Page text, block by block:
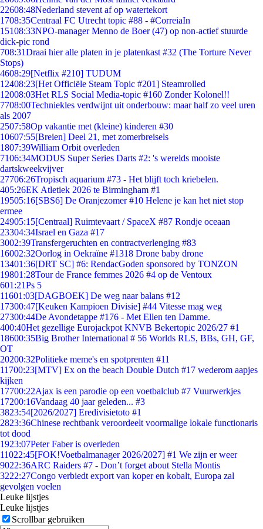
22608:48Nederland stevent af op watertekort
1708:35Centraal FC Utrecht topic #88 - #CorreiaIn
15108:33NPO-manager Menno de Boer (47) op non-actief stuurde
dick-pic rond
708:31Draai hier alle platen in je platenkast #32 (The Torture Never
Stops)
4608:29[Netflix #210] TUDUM
12408:23[Het Officiële Steam Topic #201] Steamrolled
12008:03Het RLS Social Media-topic #160 Zonder Kolonel!!
7708:00Techniekles verdwijnt uit onderbouw: maar half zo veel uren
als 2007
2507:58Op vakantie met (kleine) kinderen #30
10607:55[Breien] Deel 21, met zomerbreisels
1807:39William Orbit overleden
7106:34MODUS Super Series Darts #2: 's werelds mooiste
dartskweekvijver
27706:26Tropisch aquarium #73 - Het blijft toch kriebelen.
405:26EK Atletiek 2026 te Birmingham #1
19505:16[SBS6] De Oranjezomer #10 Helene je kan het niet stop
ermee
24905:15[Centraal] Ruimtevaart / SpaceX #87 Rondje oceaan
23304:34Israel en Gaza #17
3002:39Transfergeruchten en contractverlenging #83
16002:32Oorlog in Oekraïne #1318 Drone baby drone
13401:36[DRT SC] #6: RendacGoden sponsored by TONZON
19801:28Tour de France femmes 2026 #4 op de Ventoux
601:21Ps 5
11601:03[DAGBOEK] De weg naar balans #12
17300:47[Keuken Kampioen Divisie] #44 Vitesse mag weg
27300:44De Avondetappe #176 - Met Ellen ten Damme.
400:40Het gezellige Eurojackpot KNVB Bekertopic 2026/27 #1
18600:35Big Brother International # 56 Worlds RLS, BBs, GH, GF,
OT
20200:32Politieke meme's en spotprenten #11
11700:23[MTV] Ex on the beach Double Dutch #17 wederom aapjes
kijken
17700:22Ajax is een parodie op een voetbalclub #7 Vuurwerkjes
17200:16Vandaag 40 jaar geleden... #3
3823:54[2026/2027] Eredivisietoto #1
2823:36Chinese rechtbank veroordeelt voormalige lokale functionaris
tot dood
1923:07Peter Faber is overleden
11022:45[FOK!Voetbalmanager 2026/2027] #1 We zijn er weer
9022:36ARC Raiders #7 - Don’t forget about Stella Montis
3222:27Congo verbiedt export van koper en kobalt, Europa zal
gevolgen voelen
Leuke lijstjes
Leuke lijstjes
Scrollbar gebruiken